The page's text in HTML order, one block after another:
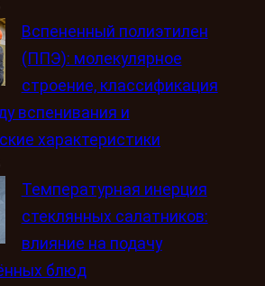
Вспененный полиэтилен
(ППЭ): молекулярное
строение, классификация
вспенивания и
характеристики
Температурная инерция
стеклянных салатников:
влияние на подачу
блюд